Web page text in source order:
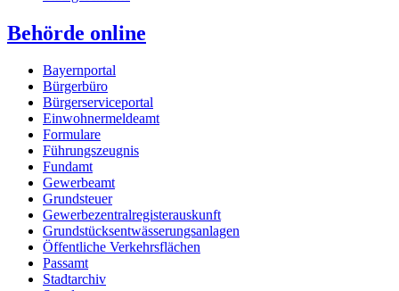
Behörde online
Bayernportal
Bürgerbüro
Bürgerserviceportal
Einwohnermeldeamt
Formulare
Führungszeugnis
Fundamt
Gewerbeamt
Grundsteuer
Gewerbezentralregisterauskunft
Grundstücksentwässerungsanlagen
Öffentliche Verkehrsflächen
Passamt
Stadtarchiv